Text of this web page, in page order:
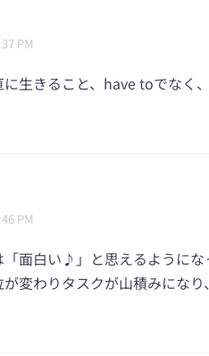
PM
生きること、have toでなく
PM
「面白い♪」と思えるようにな
変わりタスクが山積みにな